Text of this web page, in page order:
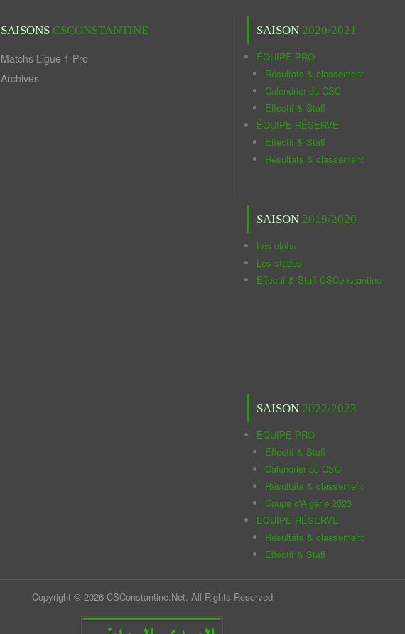
SAISONS CSCONSTANTINE
Matchs Ligue 1 Pro
Archives
SAISON 2020/2021
ÉQUIPE PRO
Résultats & classement
Calendrier du CSC
Effectif & Staff
ÉQUIPE RÉSERVE
Effectif & Staff
Résultats & classement
SAISON 2019/2020
Les clubs
Les stades
Effectif & Staff CSConstantine
SAISON 2022/2023
ÉQUIPE PRO
Effectif & Staff
Calendrier du CSC
Résultats & classement
Coupe d'Algérie 2023
ÉQUIPE RÉSERVE
Résultats & classement
Effectif & Staff
Copyright © 2026 CSConstantine.Net. All Rights Reserved